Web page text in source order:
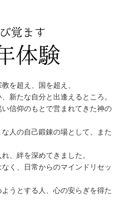
を超え、国を超え、
新たな自分と出逢えるところ。
信仰のもとで営まれてきた神の
人の自己鍛錬の場として、また
、絆を深めてきました。
く、日常からのマインドリセッ
うとする人、心の安らぎを得た